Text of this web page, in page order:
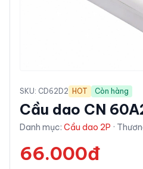
SKU: CD62D2 HOT Còn hàng
Cầu dao CN
Danh mục: Cầu dao 2P ·
66.000đ